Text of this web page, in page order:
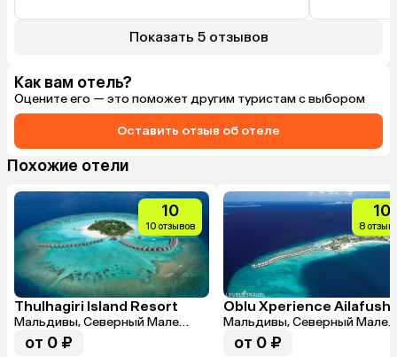
долго
людей, не
Показать 5 отзывов
Как вам отель?
Оцените его — это поможет другим туристам с выбором
Оставить отзыв об отеле
Похожие отели
10
10 отзывов
Thulhagiri Island Resort
Мальдивы, Северный Мале
Атолл
от 0 ₽
10
8
Oblu Xperience Ailafushi
Мальдивы, Северный Мале
Атолл
от 0 ₽